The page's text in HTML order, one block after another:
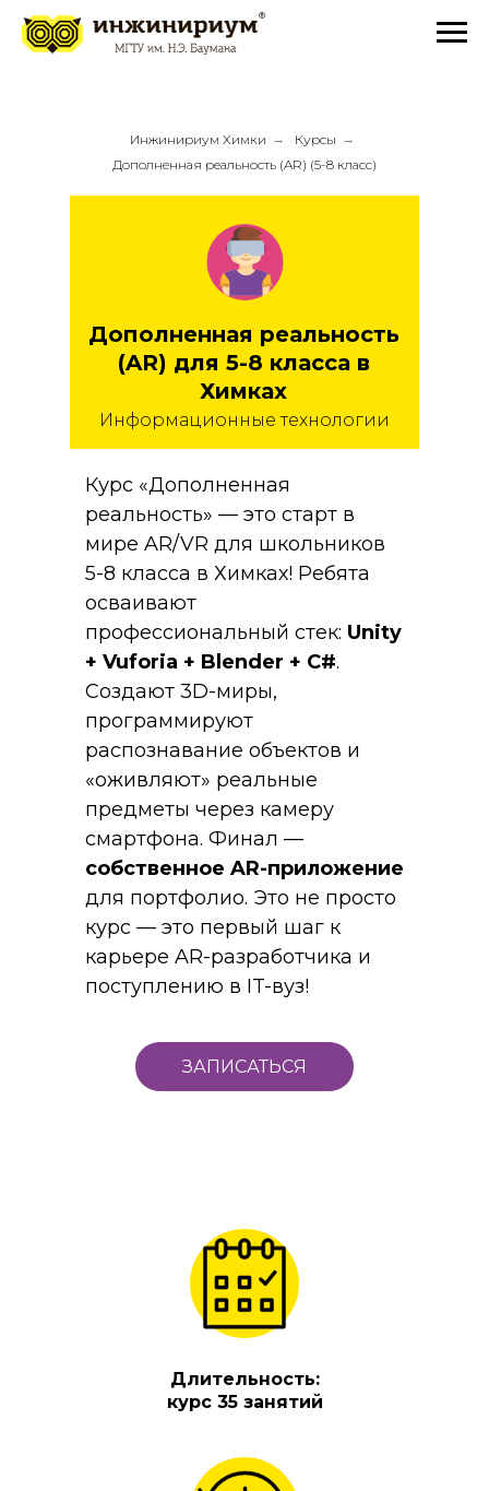
Инжинириум Химки → Курсы →
Дополненная реальность (AR) (5-8 класс)
ЗАПИСАТЬСЯ
Курс «Дополненная
реальность» — это старт в
мире AR/VR для школьников
5-8 класса в Химках! Ребята
осваивают
профессиональный стек: Unity
+ Vuforia + Blender + C#.
Создают 3D-миры,
программируют
распознавание объектов и
«оживляют» реальные
предметы через камеру
смартфона. Финал —
собственное AR-приложение
для портфолио. Это не просто
курс — это первый шаг к
карьере AR-разработчика и
поступлению в IT-вуз!
Дополненная реальность
(AR) для 5-8 класса в
Химках
Информационные технологии
Длительность:
курс 35 занятий